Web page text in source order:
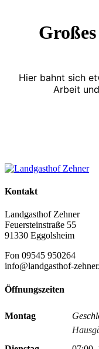
Hier bahnt sich
Arbeit
Kontakt
Landgasthof Zehner
Feuersteinstraße 55
91330 Eggolsheim
Fon 09545 950264
info@landgasthof-
Öffnungszeiten
Montag